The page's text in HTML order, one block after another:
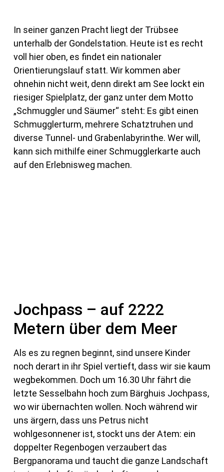
In seiner ganzen Pracht liegt der Trübsee
unterhalb der Gondelstation. Heute ist es recht
voll hier oben, es findet ein nationaler
Orientierungslauf statt. Wir kommen aber
ohnehin nicht weit, denn direkt am See lockt ein
riesiger Spielplatz, der ganz unter dem Motto
„Schmuggler und Säumer“ steht: Es gibt einen
Schmugglerturm, mehrere Schatztruhen und
diverse Tunnel- und Grabenlabyrinthe. Wer will,
kann sich mithilfe einer Schmugglerkarte auch
auf den Erlebnisweg machen.
Jochpass – auf 2222
Metern über dem Meer
Als es zu regnen beginnt, sind unsere Kinder
noch derart in ihr Spiel vertieft, dass wir sie kaum
wegbekommen. Doch um 16.30 Uhr fährt die
letzte Sesselbahn hoch zum Bärghuis Jochpass,
wo wir übernachten wollen. Noch während wir
uns ärgern, dass uns Petrus nicht
wohlgesonnener ist, stockt uns der Atem: ein
doppelter Regenbogen verzaubert das
Bergpanorama und taucht die ganze Landschaft